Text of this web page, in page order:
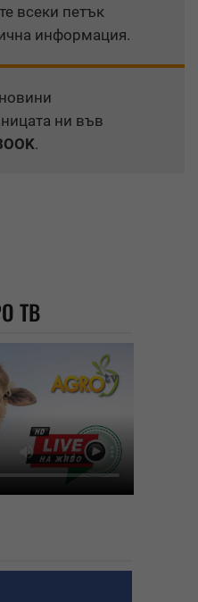
всеки петък
информация.
ни във
.
ТВ